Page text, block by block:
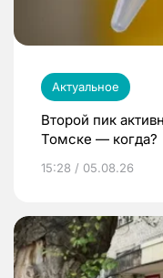
Актуальное
Второй пик
Томске — когда?
15:28 / 05.08.26